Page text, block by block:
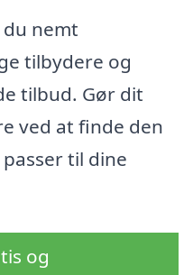
nemt
tilbydere og
tilbud. Gør dit
ved at finde den
til dine
og